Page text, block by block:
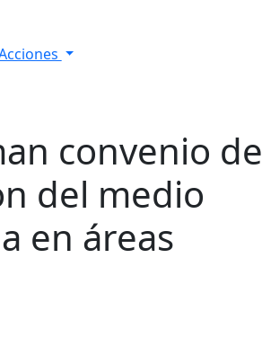
convenio de
del medio
en áreas